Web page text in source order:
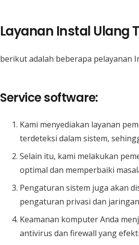
Layanan Instal Ulang
berikut adalah beberapa pelayanan
Service software:
Kami menyediakan layanan
terdeteksi dalam sistem,
Selain itu, kami melakukan
optimal dan memperbaiki
Pengaturan sistem juga akan
pengaturan privasi dan
Keamanan komputer Anda
antivirus dan firewall yang